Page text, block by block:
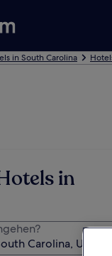
in South Carolina
in